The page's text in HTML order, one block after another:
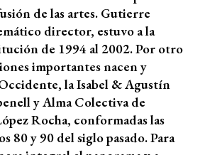
de las artes. Gutierre
director, estuvo a la
de 1994 al 2002. Por otro
importantes nacen y
la Isabel & Agustín
y Alma Colectiva de
Rocha, conformadas las
80 y 90 del siglo pasado. Para